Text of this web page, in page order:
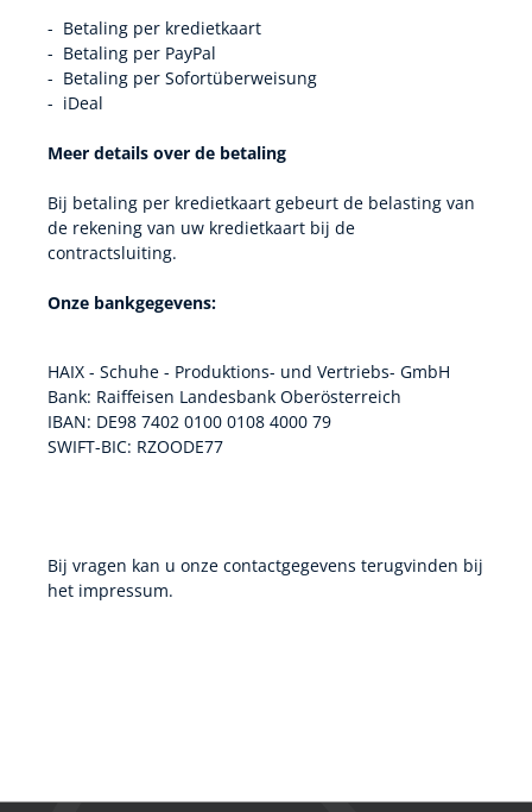
- Betaling per kredietkaart
- Betaling per PayPal
- Betaling per Sofortüberweisung
- iDeal
Meer details over de betaling
Bij betaling per kredietkaart gebeurt de belasting van
de rekening van uw kredietkaart bij de
contractsluiting.
Onze bankgegevens:
HAIX - Schuhe - Produktions- und Vertriebs- GmbH
Bank: Raiffeisen Landesbank Oberösterreich
IBAN: DE98 7402 0100 0108 4000 79
SWIFT-BIC: RZOODE77
Bij vragen kan u onze contactgegevens terugvinden bij
het impressum.